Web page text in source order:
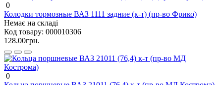
0
Колодки тормозные ВАЗ 1111 задние (к-т) (пр-во Фрико)
Немає на складі
Код товару: 000010306
128.00грн.
0